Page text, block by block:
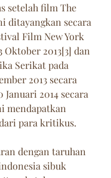
setelah film The
ditayangkan secara
Film New York
Oktober 2013[3] dan
Serikat pada
2013 secara
Januari 2014 secara
mendapatkan
para kritikus.
dengan taruhan
sibuk